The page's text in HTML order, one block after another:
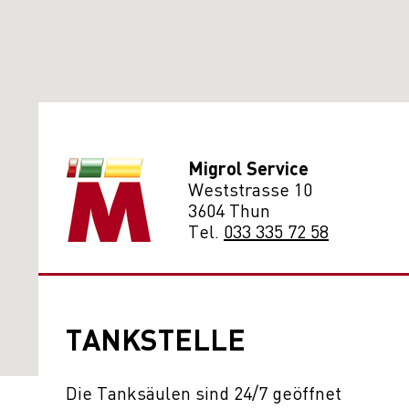
Migrol Service
Weststrasse 10
3604 Thun
Tel. 033 335 72 58
TANKSTELLE
Die Tanksäulen sind 24/7 geöffnet